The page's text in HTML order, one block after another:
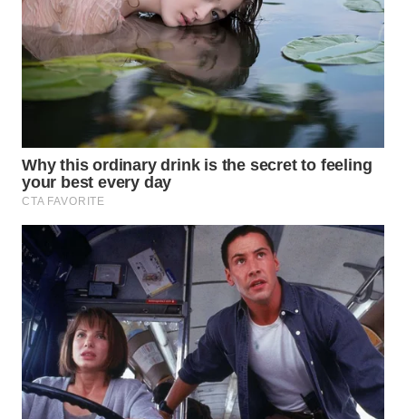
WN
SUBANG
WN
WN
PURWAKARTA
WN
PRIANGAN
TIMUR
WN
SEMARANG
WN
SOLO